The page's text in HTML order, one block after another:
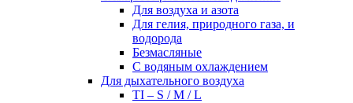
Для воздуха и азота
Для гелия, природного газа, и
водорода
Безмасляные
С водяным охлаждением
Для дыхательного воздуха
TI – S / M / L